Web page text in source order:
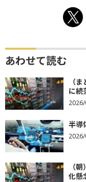
あわせて読む
（
に続
半導
（
化懸